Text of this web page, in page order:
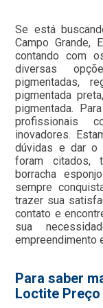
Se está
Campo Grande,
contando com
diversas
pigmentadas,
pigmentada
pigmentada.
profissionais
inovadores.
dúvidas e dar o
foram citados,
borracha
sempre
trazer sua
contato e
sua
empreendimento
Para saber
Loctite Preço